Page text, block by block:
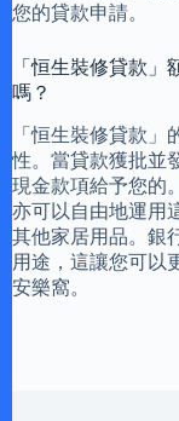
您的貸款申請。
「恒生裝修貸款
嗎？
「恒生裝修貸款
性。當貸款獲批並
現金款項給予您的
亦可以自由地運用
其他家居用品。銀
用途，這讓您可以
安樂窩。